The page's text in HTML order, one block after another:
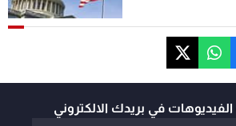
ذلك على مفاوضات
الفيديوهات في بريدك الالكتروني